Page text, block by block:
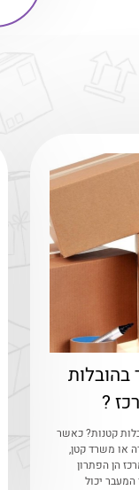
בהובלות
?
קטנות? כאשר
או משרד קטן,
הן הפתרון
המעבר יכול